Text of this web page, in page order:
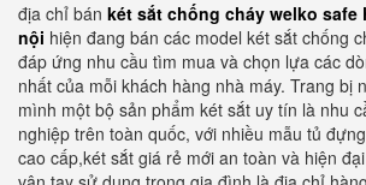
địa chỉ bán két sắt chống cháy welko safe
nội hiện đang bán các model két sắt chống
đáp ứng nhu cầu tìm mua và chọn lựa các
nhất của mỗi khách hàng nhà máy. Trang bị
mình một bộ sản phẩm két sắt uy tín là nhu
nghiệp trên toàn quốc, với nhiều mẫu tủ
cao cấp,két sắt giá rẻ mới an toàn và hiện